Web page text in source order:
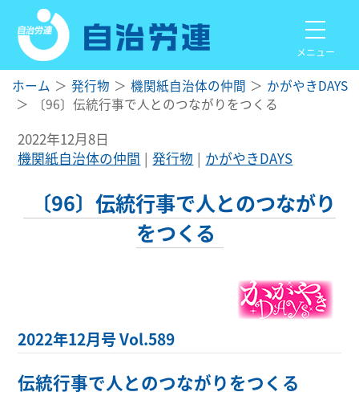
メニュー
ホーム 発行物 機関紙自治体の仲間
かがやきDAYS
〔96〕伝統行事で人とのつながりをつくる
2022年12月8日
機関紙自治体の仲間
発行物 かがやきDAYS
〔96〕伝統行事で人とのつながり
をつくる
2022年12月号 Vol.589
伝統行事で人とのつながりをつくる